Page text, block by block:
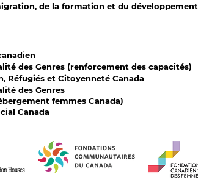
de la formation et du développement
des Genres (renforcement des capacités)
Réfugiés et Citoyenneté Canada
des Genres
femmes Canada)
Canada